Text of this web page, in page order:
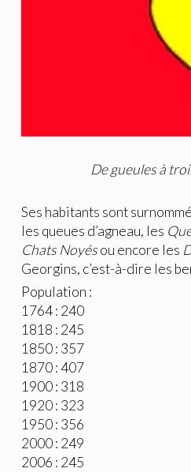
De gueules à
Ses habitants sont
les queues d’agneau, les
Chats Noyésou encore les
Georgins, c’est-à-dire les
Population :
1764 : 240
1818 : 245
1850 : 357
1870 : 407
1900 : 318
1920 : 323
1950 : 356
2000 : 249
2006 : 245